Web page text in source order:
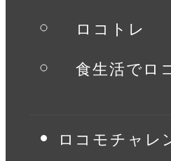
ロコトレ
食生活でロ
ロコモチャレ